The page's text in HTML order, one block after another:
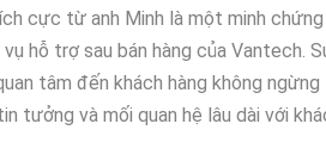
cực từ anh Minh là một minh chứng
hỗ trợ sau bán hàng của Vantech.
tâm đến khách hàng không ngừng
tưởng và mối quan hệ lâu dài với